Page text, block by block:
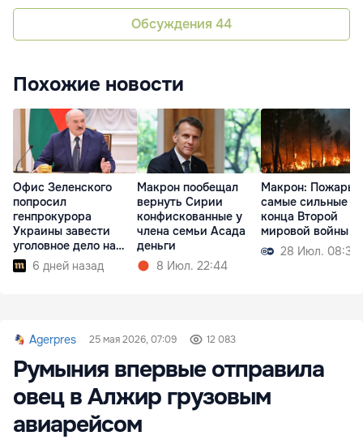
Обсуждения 44
Похожие новости
Офис Зеленского
попросил
генпрокурора
Украины завести
уголовное дело на
Лукашенко
6 дней назад
Макрон пообещал
вернуть Сирии
конфискованные у
члена семьи Асада
деньги
8 Июл. 22:44
Макрон: Пожары -
самые сильные с
конца Второй
мировой войны
28 Июл. 08:39
Agerpres 25 мая 2026, 07:09 12 083
Румыния впервые отправила
овец в Алжир грузовым
авиарейсом